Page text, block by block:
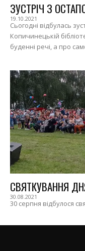
ЗУСТРІЧ З
19.10.2021
Сьогодні відбулась
Копичинецькій
буденні речі, а про
СВЯТКУВАННЯ
30.08.2021
30 серпня відбулося